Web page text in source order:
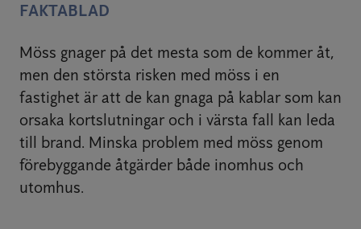
FAKTABLAD
Möss gnager på det mesta som de kommer åt,
men den största risken med möss i en
fastighet är att de kan gnaga på kablar som kan
orsaka kortslutningar och i värsta fall kan leda
till brand. Minska problem med möss genom
förebyggande åtgärder både inomhus och
utomhus.